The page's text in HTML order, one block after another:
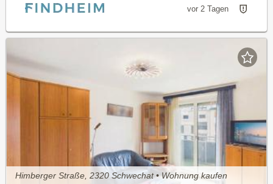
vor 2 Tagen
Himberger Straße, 2320 Schwechat • Wohnung kaufen